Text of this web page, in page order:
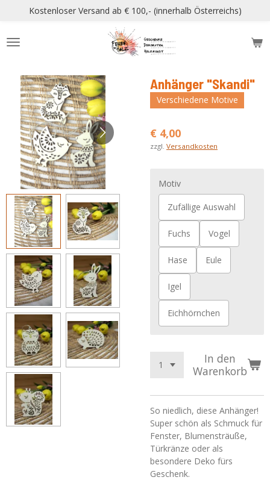
springen
Kostenloser Versand ab € 100,- (innerhalb Österreichs)
Anhänger "Skandi"
Verschiedene Motive
€ 4,00
zzgl. Versandkosten
Motiv
Zufällige Auswahl
Fuchs Vogel
Hase Eule
Igel
Eichhörnchen
In den
Warenkorb
So niedlich, diese Anhänger!
Super schön als Schmuck für
Fenster, Blumensträuße,
Türkränze oder als
besondere Deko fürs
Geschenk.